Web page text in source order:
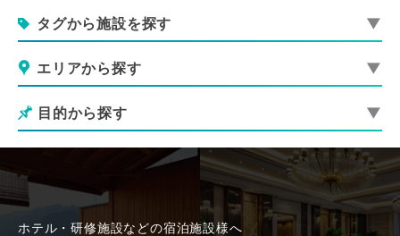
タグから施設を探す
エリアから探す
目的から探す
ホテル・研修施設などの宿泊施設様へ